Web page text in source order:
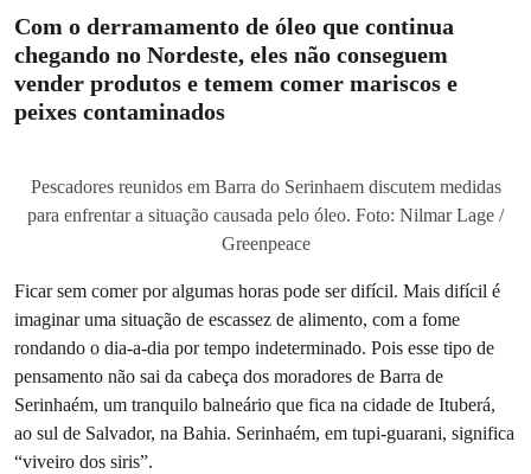
Com o derramamento de óleo que continua
chegando no Nordeste, eles não conseguem
vender produtos e temem comer mariscos e
peixes contaminados
Pescadores reunidos em Barra do Serinhaem discutem medidas
para enfrentar a situação causada pelo óleo. Foto: Nilmar Lage /
Greenpeace
Ficar sem comer por algumas horas pode ser difícil. Mais difícil é
imaginar uma situação de escassez de alimento, com a fome
rondando o dia-a-dia por tempo indeterminado. Pois esse tipo de
pensamento não sai da cabeça dos moradores de Barra de
Serinhaém, um tranquilo balneário que fica na cidade de Ituberá,
ao sul de Salvador, na Bahia. Serinhaém, em tupi-guarani, significa
“viveiro dos siris”.